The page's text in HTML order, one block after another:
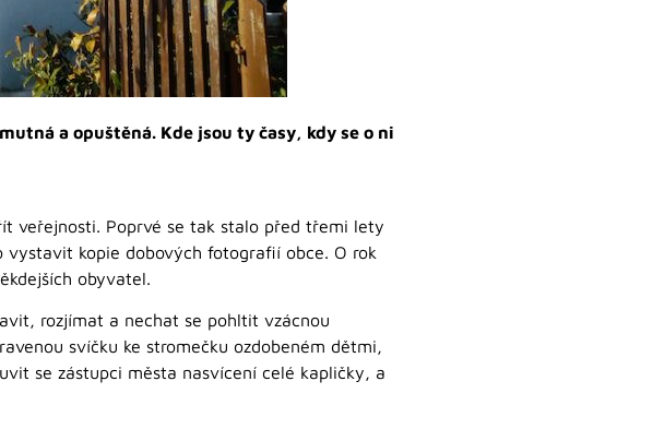
a opuštěná. Kde jsou ty časy, kdy se o ni
veřejnosti. Poprvé se tak stalo před třemi lety
kopie dobových fotografií obce. O rok
obyvatel.
rozjímat a nechat se pohltit vzácnou
svíčku ke stromečku ozdobeném dětmi,
se zástupci města nasvícení celé kapličky, a